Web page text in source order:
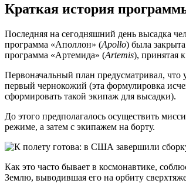
Краткая история
Последняя на сегодняшний день высадка
программа «Аполлон» (Apollo) была
программа «Артемида» (Artemis), принятая
Первоначальный план предусматривал, что
первый чернокожий (эта формулировка
сформировать такой экипаж для высадки).
До этого предполагалось осуществить
режиме, а затем с экипажем на борту.
Как это часто бывает в космонавтике,
Землю, выводившая его на орбиту